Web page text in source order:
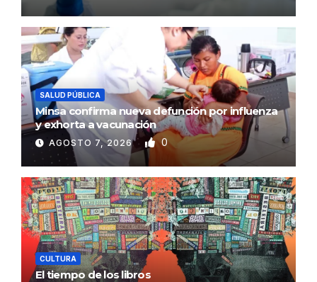
SALUD PÚBLICA
Minsa confirma nueva defunción por influenza
y exhorta a vacunación
AGOSTO 7, 2026 0
CULTURA
El tiempo de los libros